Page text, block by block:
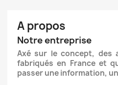
A propos
Notre entreprise
Axé sur le concept, des
fabriqués en France et
passer une information,